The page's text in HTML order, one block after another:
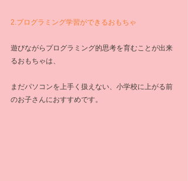
2.プログラミング学習ができるおもちゃ
遊びながらプログラミング的思考を育むことが出来
るおもちゃは、
まだパソコンを上手く扱えない、小学校に上がる前
のお子さんにおすすめです。